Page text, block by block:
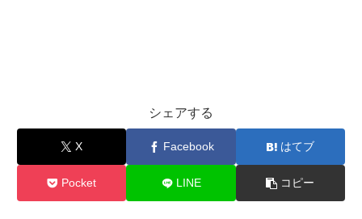
シェアする
X Facebook はてブ
Pocket LINE コピー